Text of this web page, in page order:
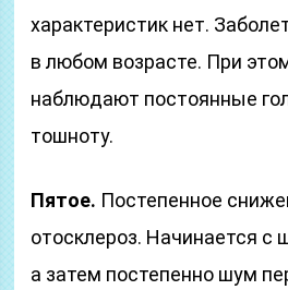
характеристик нет.
в любом возрасте. При
наблюдают постоянные
тошноту.
Пятое. Постепенное
отосклероз. Начинается с
а затем постепенно шум